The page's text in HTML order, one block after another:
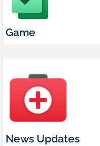
Game
News Updates